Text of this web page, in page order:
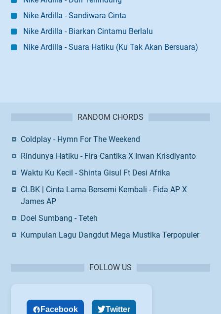
Nike Ardilla - Sandiwara Cinta
Nike Ardilla - Biarkan Cintamu Berlalu
Nike Ardilla - Suara Hatiku (Ku Tak Akan Bersuara)
RANDOM CHORDS
Coldplay - Hymn For The Weekend
Rindunya Hatiku - Fira Cantika X Irwan Krisdiyanto
Waktu Ku Kecil - Shinta Gisul Ft Desi Afrika
CLBK | Cinta Lama Bersemi Kembali - Fida AP X
James AP
Doel Sumbang - Teteh
Kumpulan Lagu Dangdut Mega Mustika Terpopuler
FOLLOW US
Facebook Twitter